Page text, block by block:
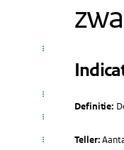
...
...
...
...
Definitie:
Teller: